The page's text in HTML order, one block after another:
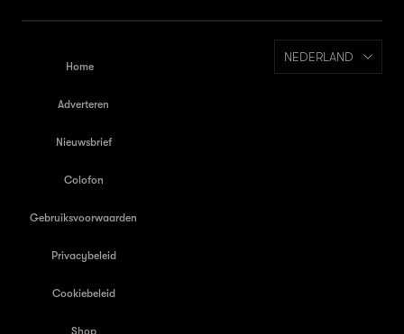
Home
Adverteren
Nieuwsbrief
Colofon
Gebruiksvoorwaarden
Privacybeleid
Cookiebeleid
Shop
NEDERLAND